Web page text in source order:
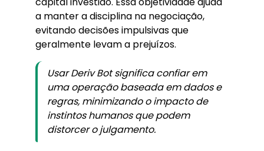
a manter a disciplina na negociação,
evitando decisões impulsivas que
geralmente levam a prejuízos.
Usar Deriv Bot significa confiar em
uma operação baseada em dados e
regras, minimizando o impacto de
instintos humanos que podem
distorcer o julgamento.